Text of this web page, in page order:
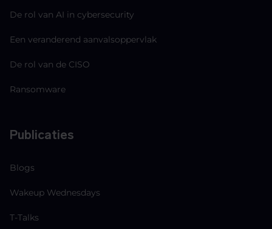
De rol van AI in cybersecurity
Een veranderend aanvalsoppervlak
De rol van de CISO
Ransomware
Publicaties
Blogs
Wakeup Wednesdays
T-Talks